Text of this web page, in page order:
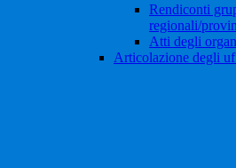
Rendiconti
regionali/
Atti degli
Articolazione degli